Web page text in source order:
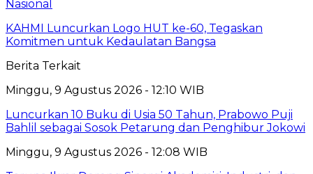
Nasional
KAHMI Luncurkan Logo HUT ke-60, Tegaskan
Komitmen untuk Kedaulatan Bangsa
Berita Terkait
Minggu, 9 Agustus 2026 - 12:10 WIB
Luncurkan 10 Buku di Usia 50 Tahun, Prabowo Puji
Bahlil sebagai Sosok Petarung dan Penghibur Jokowi
Minggu, 9 Agustus 2026 - 12:08 WIB